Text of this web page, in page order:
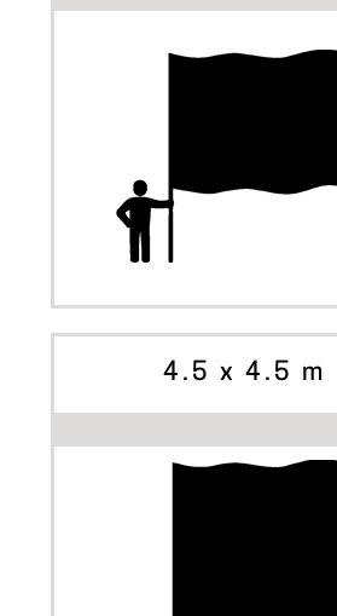
INIZIA A PERSONALIZZARE
4.5 x 4.5 m